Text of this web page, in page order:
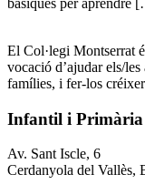
bàsiques per aprendre
El Col·legi Montserrat
vocació d’ajudar els/les
famílies, i fer-los
Infantil i Primària
Av. Sant Iscle, 6
Cerdanyola del Vallès,